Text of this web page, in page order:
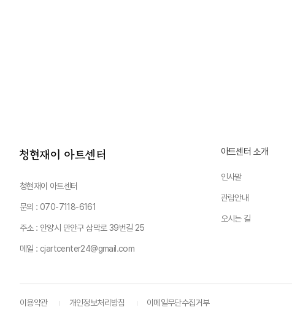
청현재이 아트센터
문의 : 070-7118-6161
주소 : 안양시 만안구 삼막로 39번길 25
메일 : cjartcenter24@gmail.com
아트센터 소개
인사말
관람안내
오시는 길
이용약관 개인정보처리방침 이메일무단수집거부